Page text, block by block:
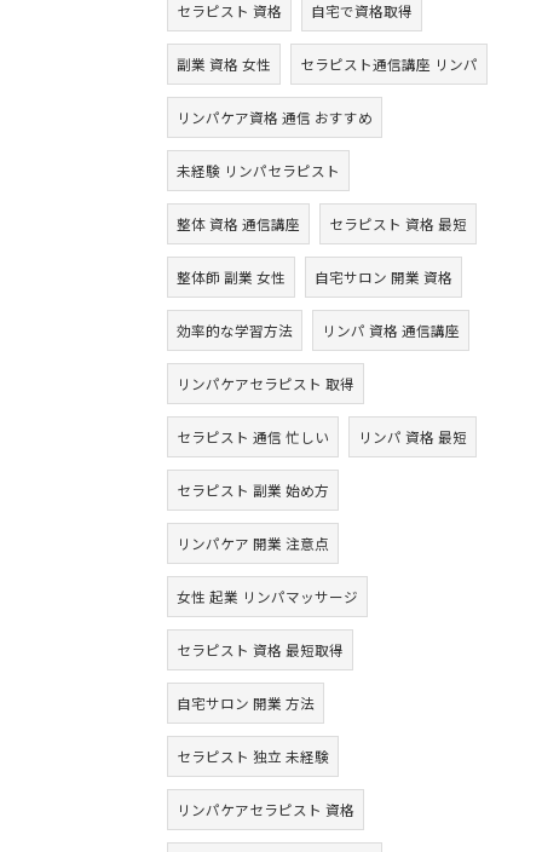
セラピスト 資格 自宅で資格取得
副業 資格 女性 セラピスト通信講座 リンパ
リンパケア資格 通信 おすすめ
未経験 リンパセラピスト
整体 資格 通信講座 セラピスト 資格 最短
整体師 副業 女性 自宅サロン 開業 資格
効率的な学習方法 リンパ 資格 通信講座
リンパケアセラピスト 取得
セラピスト 通信 忙しい リンパ 資格 最短
セラピスト 副業 始め方
リンパケア 開業 注意点
女性 起業 リンパマッサージ
セラピスト 資格 最短取得
自宅サロン 開業 方法
セラピスト 独立 未経験
リンパケアセラピスト 資格